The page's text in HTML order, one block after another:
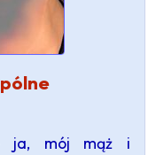
ja, mój mąż i